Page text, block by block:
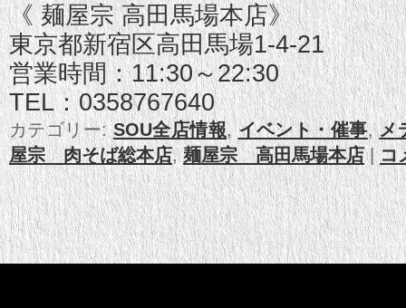
《 麺屋宗 高田馬場本店》
東京都新宿区高田馬場1-4-21
営業時間：11:30～22:30
TEL：0358767640
カテゴリー: SOU全店情報,イベント・催事,メ
屋宗 肉そば総本店,麺屋宗 高田馬場本店 |コ